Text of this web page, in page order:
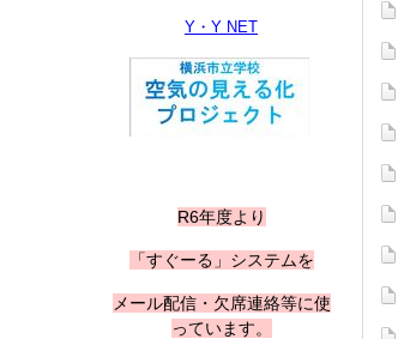
Y・Y NET
R6年度より
「すぐーる」システムを
メール配信・欠席連絡等に使
っています。